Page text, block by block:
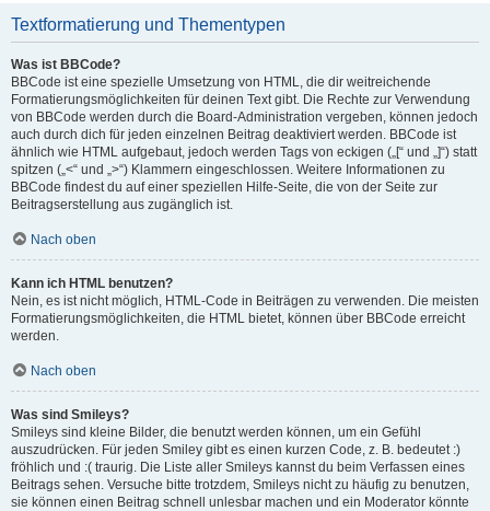
Textformatierung und Thementypen
Was ist BBCode?
BBCode ist eine spezielle Umsetzung von HTML, die dir weitreichende
Formatierungsmöglichkeiten für deinen Text gibt. Die Rechte zur Verwendung
von BBCode werden durch die Board-Administration vergeben, können jedoch
auch durch dich für jeden einzelnen Beitrag deaktiviert werden. BBCode ist
ähnlich wie HTML aufgebaut, jedoch werden Tags von eckigen („[“ und „]“) statt
spitzen („<“ und „>“) Klammern eingeschlossen. Weitere Informationen zu
BBCode findest du auf einer speziellen Hilfe-Seite, die von der Seite zur
Beitragserstellung aus zugänglich ist.
Nach oben
Kann ich HTML benutzen?
Nein, es ist nicht möglich, HTML-Code in Beiträgen zu verwenden. Die meisten
Formatierungsmöglichkeiten, die HTML bietet, können über BBCode erreicht
werden.
Nach oben
Was sind Smileys?
Smileys sind kleine Bilder, die benutzt werden können, um ein Gefühl
auszudrücken. Für jeden Smiley gibt es einen kurzen Code, z. B. bedeutet :)
fröhlich und :( traurig. Die Liste aller Smileys kannst du beim Verfassen eines
Beitrags sehen. Versuche bitte trotzdem, Smileys nicht zu häufig zu benutzen,
sie können einen Beitrag schnell unlesbar machen und ein Moderator könnte